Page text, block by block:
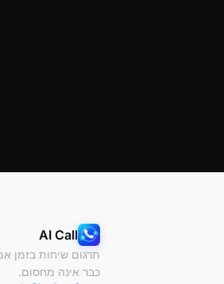
AI Call
תרגום שיחות בזמן
כבר אינה מחסום.